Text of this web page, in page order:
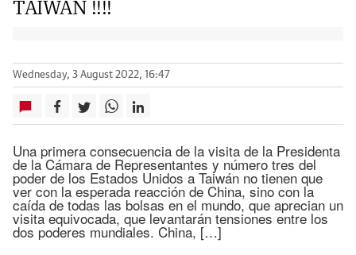
TAIWAN !!!!
Wednesday, 3 August 2022, 16:47
Una primera consecuencia de la visita de la Presidenta
de la Cámara de Representantes y número tres del
poder de los Estados Unidos a Taiwán no tienen que
ver con la esperada reacción de China, sino con la
caída de todas las bolsas en el mundo, que aprecian un
visita equivocada, que levantarán tensiones entre los
dos poderes mundiales. China, […]